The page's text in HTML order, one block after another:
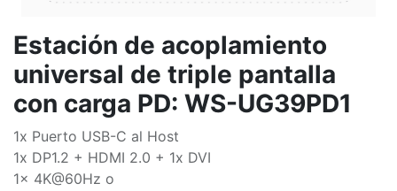
Estación de acoplamiento
universal de triple pantalla
con carga PD: WS-UG39PD1
1x Puerto USB-C al Host
1x DP1.2 + HDMI 2.0 + 1x DVI
1x 4K@60Hz o